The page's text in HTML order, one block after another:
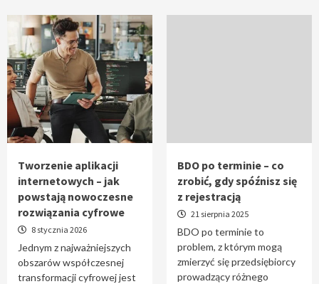
Tworzenie aplikacji
internetowych – jak
powstają nowoczesne
rozwiązania cyfrowe
8 stycznia 2026
Jednym z najważniejszych
obszarów współczesnej
transformacji cyfrowej jest
BDO po terminie – co
zrobić, gdy spóźnisz się
z rejestracją
21 sierpnia 2025
BDO po terminie to
problem, z którym mogą
zmierzyć się przedsiębiorcy
prowadzący różnego